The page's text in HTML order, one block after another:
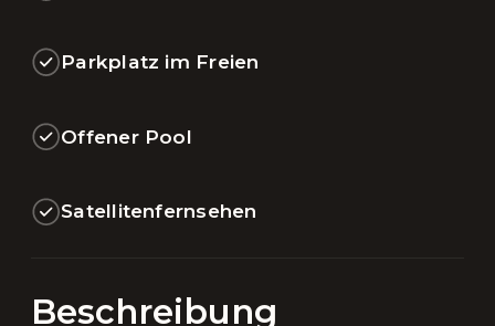
Parkplatz im Freien
Offener Pool
Satellitenfernsehen
Beschreibung